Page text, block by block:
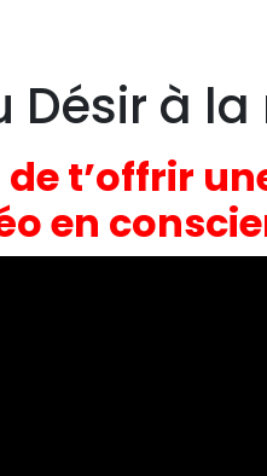
Désir à
t’offrir
en